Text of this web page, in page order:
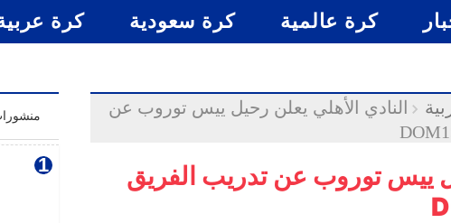
كرة عالمية كرة سعودية كرة
النادي الأهلي يعلن رحيل ييس توروب عن
ييس توروب عن تدريب الفريق